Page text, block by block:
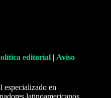
editorial | Aviso
especializado en
latinoamericanos